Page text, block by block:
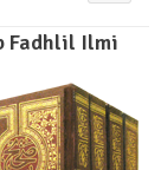
Fadhlil Ilmi